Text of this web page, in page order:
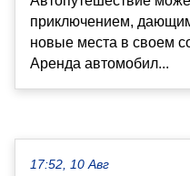
приключением,
новые места в своем
Аренда автомобил...
17:52, 10 Авг